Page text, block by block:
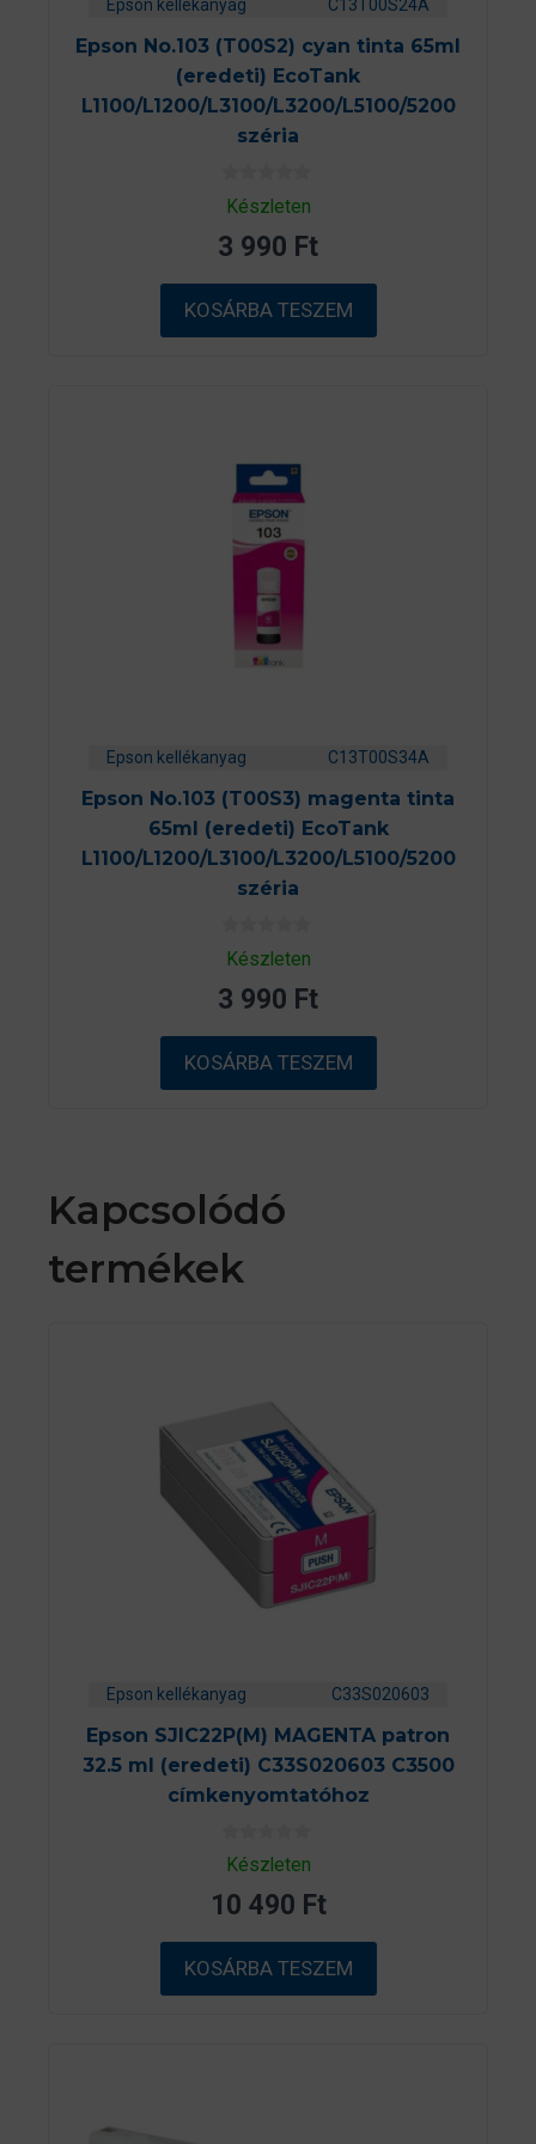
Epson kellékanyag C13T00S24A
Epson No.103 (T00S2) cyan tinta 65ml
(eredeti) EcoTank
L1100/L1200/L3100/L3200/L5100/5200
széria
0
a
5
b
ő
l
Készleten
3 990 Ft
KOSÁRBA TESZEM
Epson kellékanyag C13T00S34A
Epson No.103 (T00S3) magenta tinta
65ml (eredeti) EcoTank
L1100/L1200/L3100/L3200/L5100/5200
széria
0
a
5
b
ő
l
Készleten
3 990 Ft
KOSÁRBA TESZEM
Kapcsolódó
termékek
Epson kellékanyag C33S020603
Epson SJIC22P(M) MAGENTA patron
32.5 ml (eredeti) C33S020603 C3500
címkenyomtatóhoz
0
a
5
b
ő
l
Készleten
10 490 Ft
KOSÁRBA TESZEM